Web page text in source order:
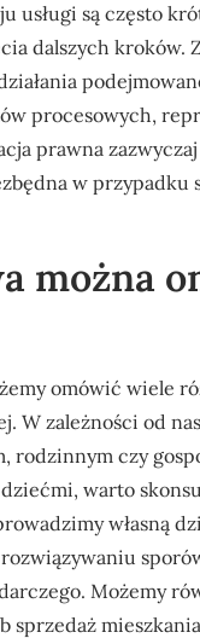
usługi są często
dalszych kroków.
procesowych,
prawna
w
można
omówić wiele
W zależności od
rodzinnym czy
warto
własną
Możemy